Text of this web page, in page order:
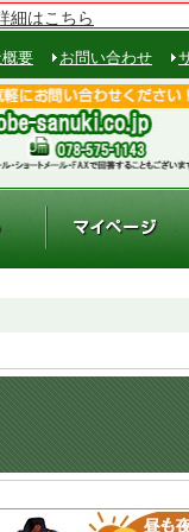
細はこちら
要 お問い合わせ